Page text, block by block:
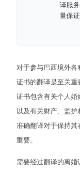
译服
量保
对于参与巴西境外
证书的翻译是至关
证书包含有关个人
以及有关财产、监
准确翻译对于保持
重要。
需要经过翻译的离婚